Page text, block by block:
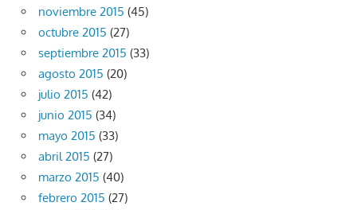
noviembre 2015 (45)
octubre 2015 (27)
septiembre 2015 (33)
agosto 2015 (20)
julio 2015 (42)
junio 2015 (34)
mayo 2015 (33)
abril 2015 (27)
marzo 2015 (40)
febrero 2015 (27)